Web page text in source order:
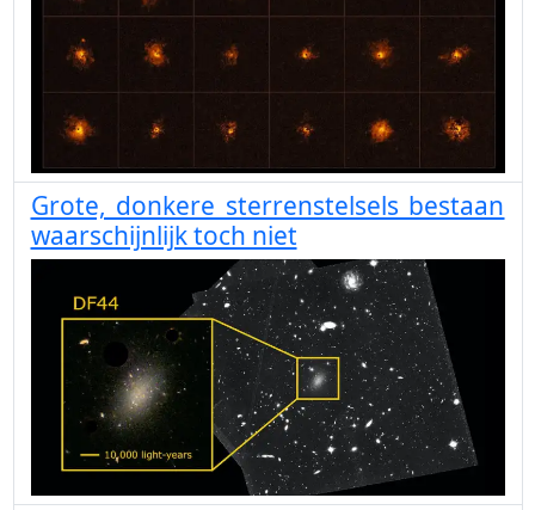
Grote, donkere sterrenstelsels bestaan
waarschijnlijk toch niet